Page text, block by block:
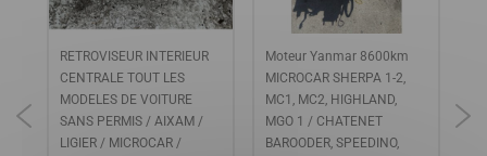
RETROVISEUR INTERIEUR
CENTRALE TOUT LES
MODELES DE VOITURE
SANS PERMIS / AIXAM /
LIGIER / MICROCAR /
Moteur Yanmar 8600km
MICROCAR SHERPA 1-2,
MC1, MC2, HIGHLAND,
MGO 1 / CHATENET
BAROODER, SPEEDINO,